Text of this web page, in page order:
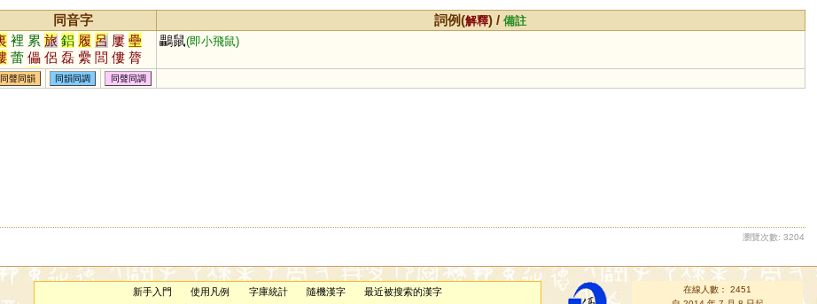
同音字 詞例(解釋) /備註
裡 累 旅 鋁 履 呂 屢 壘
蕾 儡 侶 磊 纍 閭 僂 膂
漯 耒 儽 穭 誄 蜼 磥 儢
櫑 櫐 藟 灅 蠝 謱 礨 礌
鸓鼠(即小飛鼠)
同聲同韻 同韻同調 同聲同調
瀏覽次數: 3204
新手入門 使用凡例 字庫統計 隨機漢字
最近被搜索的漢字
在線人數： 2451